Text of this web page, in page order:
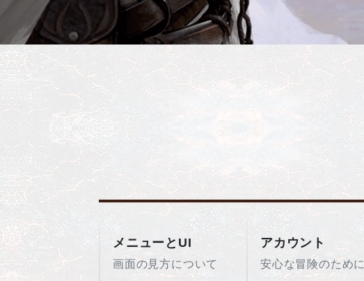
メニューとUI
画面の見方について
アカウント
安心な冒険のために